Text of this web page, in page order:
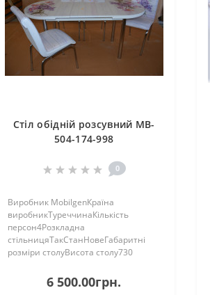
Стіл обідній розсувний MB-
504-174-998
0
Виробник MobilgenКраїна
виробникТуреччинаКількість
персон4Розкладна
стільницяТакСтанНовеГабаритні
розміри столуВисота столу730
столу в розсунутому (розкладеному)
стані1600 ммДовжина столу в
6 500.00грн.